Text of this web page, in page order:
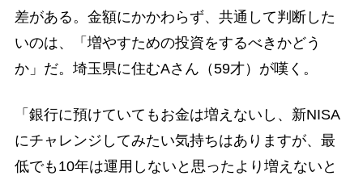
差がある。金額にかかわらず、共通して判断した
いのは、「増やすための投資をするべきかどう
か」だ。埼玉県に住むAさん（59才）が嘆く。
「銀行に預けていてもお金は増えないし、新NISA
にチャレンジしてみたい気持ちはありますが、最
低でも10年は運用しないと思ったより増えないと